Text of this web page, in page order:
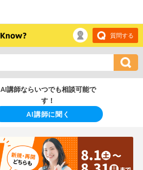
質問する
AI講師ならいつでも相談可能で
す！
AI講師に聞く